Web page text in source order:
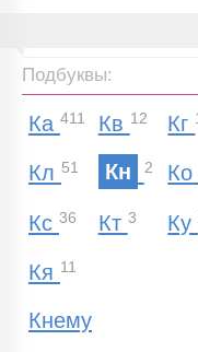
Подбуквы:
Ка 411 Кв 12 Кг
Кл 51 Кн 2 Ко
Кс 36 Кт 3 Ку
Кя 11
Кнему